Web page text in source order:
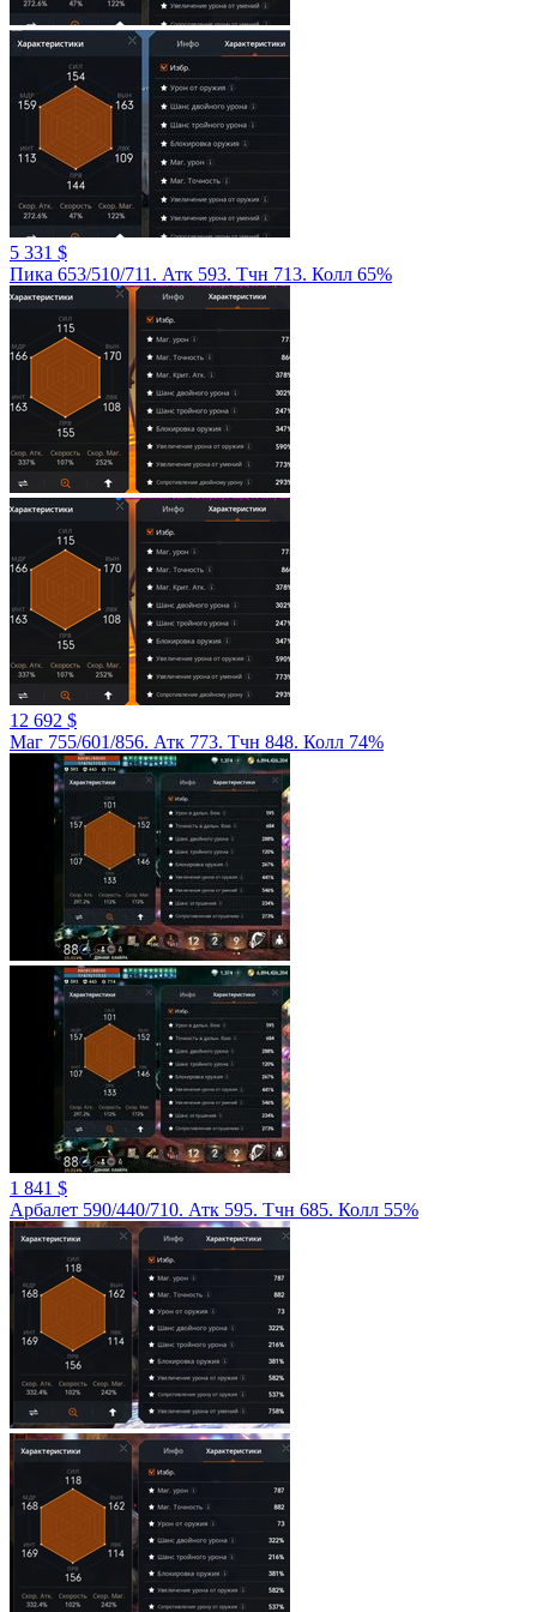
5 331 $
Пика 653/510/711. Атк 593. Тчн 713. Колл 65%
12 692 $
Маг 755/601/856. Атк 773. Тчн 848. Колл 74%
1 841 $
Арбалет 590/440/710. Атк 595. Тчн 685. Колл 55%